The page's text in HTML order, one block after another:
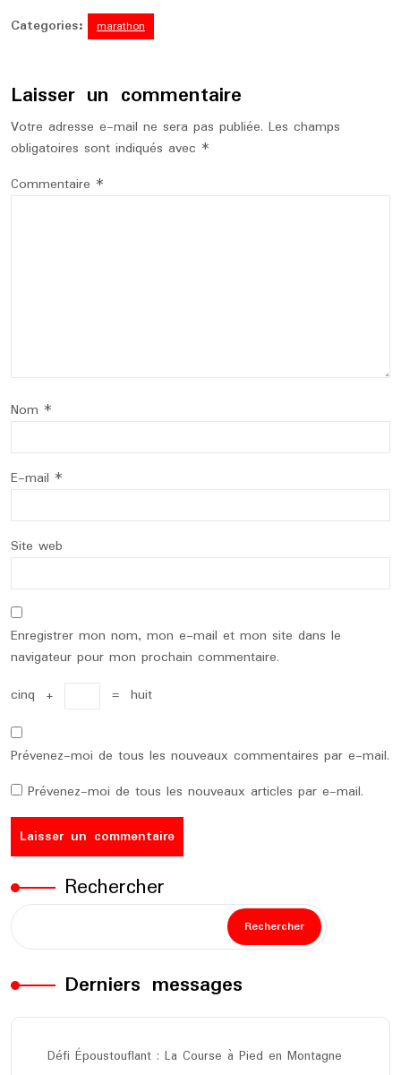
Categories:
marathon
Laisser un commentaire
Votre adresse e-mail ne sera pas publiée. Les champs
obligatoires sont indiqués avec *
Commentaire *
Nom *
E-mail *
Site web
Enregistrer mon nom, mon e-mail et mon site dans le
navigateur pour mon prochain commentaire.
cinq + = huit
Prévenez-moi de tous les nouveaux commentaires par e-mail.
Prévenez-moi de tous les nouveaux articles par e-mail.
Rechercher
Rechercher
Derniers messages
Défi Époustouflant : La Course à Pied en Montagne